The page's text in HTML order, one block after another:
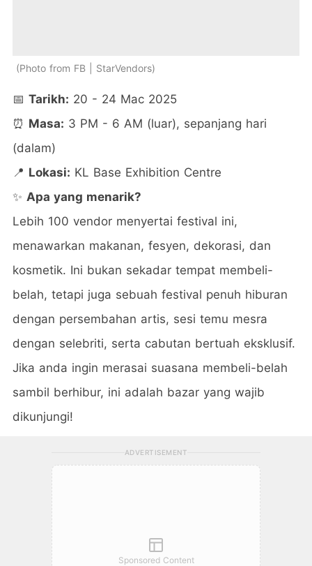
Photo from FB | StarVendors
📅 Tarikh: 20 - 24 Mac 2025
⏰ Masa: 3 PM - 6 AM (luar), sepanjang hari
(dalam)
📍 Lokasi: KL Base Exhibition Centre
✨ Apa yang menarik?
Lebih 100 vendor menyertai festival ini,
menawarkan makanan, fesyen, dekorasi, dan
kosmetik. Ini bukan sekadar tempat membeli-
belah, tetapi juga sebuah festival penuh hiburan
dengan persembahan artis, sesi temu mesra
dengan selebriti, serta cabutan bertuah eksklusif.
Jika anda ingin merasai suasana membeli-belah
sambil berhibur, ini adalah bazar yang wajib
dikunjungi!
ADVERTISEMENT
Sponsored Content